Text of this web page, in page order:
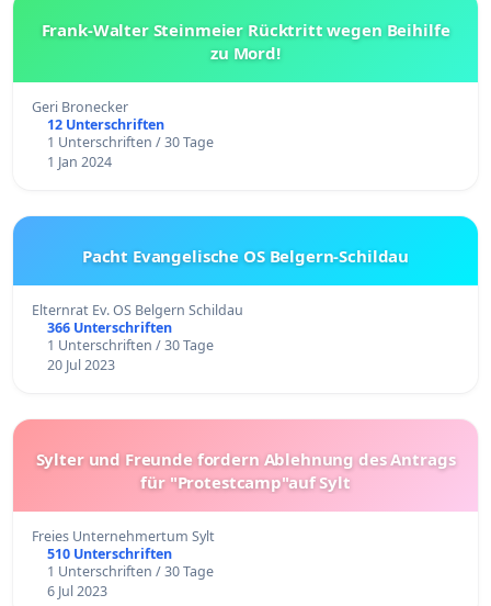
Frank-Walter Steinmeier Rücktritt wegen Beihilfe
zu Mord!
Geri Bronecker
12 Unterschriften
1 Unterschriften / 30 Tage
1 Jan 2024
Pacht Evangelische OS Belgern-Schildau
Elternrat Ev. OS Belgern Schildau
366 Unterschriften
1 Unterschriften / 30 Tage
20 Jul 2023
Sylter und Freunde fordern Ablehnung des Antrags
für "Protestcamp"auf Sylt
Freies Unternehmertum Sylt
510 Unterschriften
1 Unterschriften / 30 Tage
6 Jul 2023